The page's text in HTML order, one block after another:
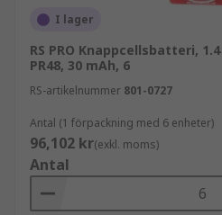
I lager
RS PRO Knappcellsbatteri,
PR48, 30 mAh, 6
RS-artikelnummer 801-0727
Antal (1 förpackning med 6 enheter)
96,102 kr(exkl. moms)
Antal